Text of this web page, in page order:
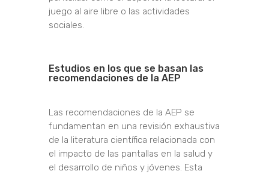
juego al aire libre o las actividades
sociales.
Estudios en los que se basan las
recomendaciones de la AEP
Las recomendaciones de la AEP se
fundamentan en una revisión exhaustiva
de la literatura científica relacionada con
el impacto de las pantallas en la salud y
el desarrollo de niños y jóvenes. Esta